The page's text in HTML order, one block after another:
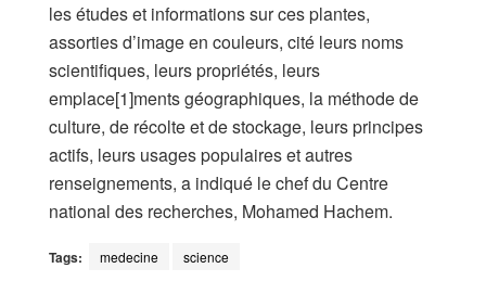
les études et informations sur ces plantes,
assorties d’image en couleurs, cité leurs noms
scientifiques, leurs propriétés, leurs
emplace[1]ments géographiques, la méthode de
culture, de récolte et de stockage, leurs principes
actifs, leurs usages populaires et autres
renseignements, a indiqué le chef du Centre
national des recherches, Mohamed Hachem.
Tags: medecine science